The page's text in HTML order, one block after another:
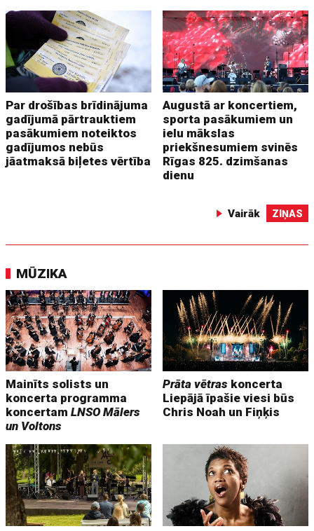
Par drošības brīdinājuma
gadījumā pārtrauktiem
pasākumiem noteiktos
gadījumos nebūs
jāatmaksā biļetes vērtība
Augustā ar koncertiem,
sporta pasākumiem un
ielu mākslas
priekšnesumiem svinēs
Rīgas 825. dzimšanas
dienu
Vairāk ZIŅAS
MŪZIKA
Mainīts solists un
koncerta programma
koncertamLNSO Mālers
un Voltons
Prāta vētras koncerta
Liepājā īpašie viesi būs
Chris Noah un Fiņķis